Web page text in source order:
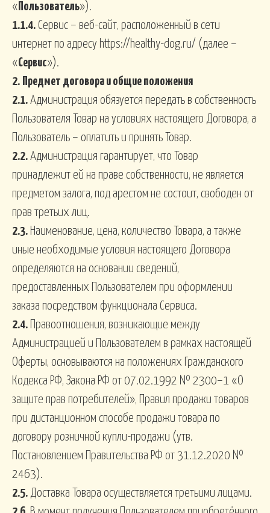
« Пользователь»).
1.1.4. Сервис – веб-сайт, расположенный в сети
интернет по адресу https://healthy-dog.ru/ (далее –
«Сервис»).
2.
Предмет договора и общие положения
2.1. Администрация обязуется передать в собственность
Пользователя Товар на условиях настоящего Договора, а
Пользователь – оплатить и принять Товар.
2.2. Администрация гарантирует, что Товар
принадлежит ей на праве собственности, не является
предметом залога, под арестом не состоит, свободен от
прав третьих лиц.
2.3. Наименование, цена, количество Товара, а также
иные необходимые условия настоящего Договора
определяются на основании сведений,
предоставленных Пользователем при оформлении
заказа посредством функционала Сервиса.
2.4. Правоотношения, возникающие между
Администрацией и Пользователем в рамках настоящей
Оферты, основываются на положениях Гражданского
Кодекса РФ, Закона РФ от 07.02.1992 № 2300–1 «О
защите прав потребителей», Правил продажи товаров
при дистанционном способе продажи товара по
договору розничной купли-продажи (утв.
Постановлением Правительства РФ от 31.12.2020 №
2463).
2.5. Доставка Товара осуществляется третьими лицами.